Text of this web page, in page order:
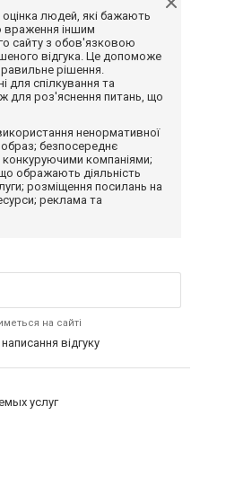
оцінка людей, які бажають
враження іншим
сайту з обов'язковою
відгука. Це допоможе
рішення.
для спілкування та
для роз'яснення питань, що
ненормативної
безпосереднє
конкуруючими компаніями;
ображають діяльність
розміщення посилань на
реклама та
на сайті
відгуку
услуг